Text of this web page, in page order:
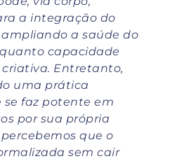
a integração do
ampliando a saúde do
capacidade
Entretanto,
uma prática
se faz potente em
por sua própria
que o
sem cair